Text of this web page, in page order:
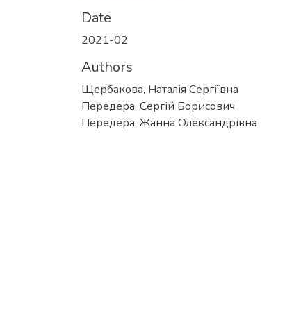
Date
2021-02
Authors
Щербакова, Наталія Сергіївна
Передера, Сергій Борисович
Передера, Жанна Олександрівна